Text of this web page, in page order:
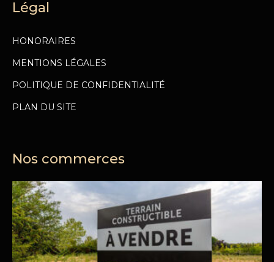
Légal
HONORAIRES
MENTIONS LÉGALES
POLITIQUE DE CONFIDENTIALITÉ
PLAN DU SITE
Nos commerces